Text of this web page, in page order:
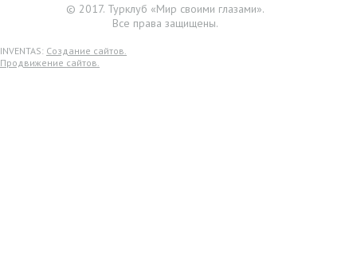
© 2017. Турклуб «Мир своими глазами».
Все права защищены.
INVENTAS: Создание сайтов.
Продвижение сайтов.